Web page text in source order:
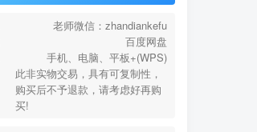
老师微信：zhandiankefu
百度网盘
手机、电脑、平板+(WPS)
此非实物交易，具有可复制性，
购买后不予退款，请考虑好再购
买!